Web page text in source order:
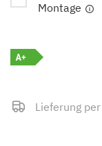
Montage
A+
Lieferung